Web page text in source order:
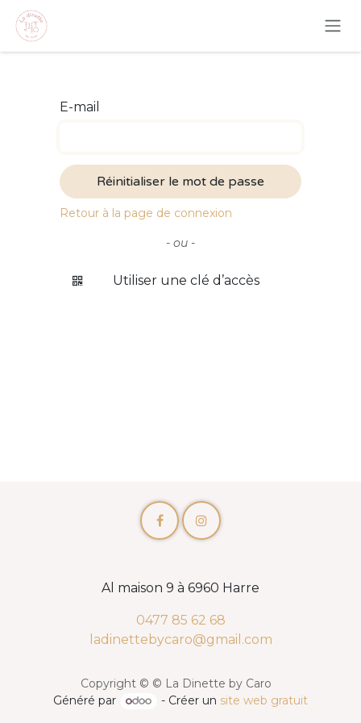
Se rendre au contenu
E-mail
Réinitialiser le mot de passe
Retour à la page de connexion
- ou -
Utiliser une clé d’accès
Al maison 9 à 6960 Harre
0477 85 62 68
ladinettebycaro@gmail.com
Copyright © © La Dinette by Caro
Généré par
- Créer un site web gratuit